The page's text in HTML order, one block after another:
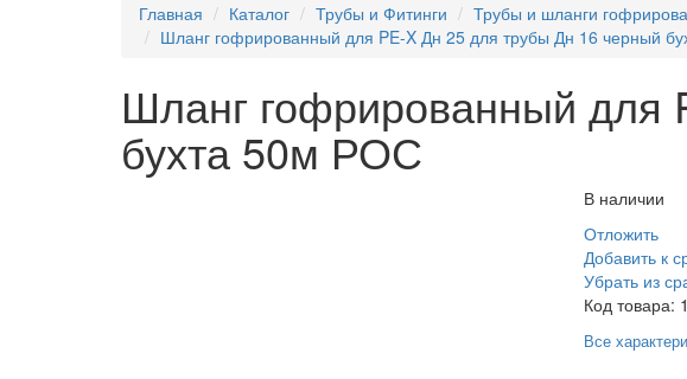
Главная Каталог Трубы и Фитинги Трубы и шланги
Шланг гофрированный для PE-X Дн 25 для трубы Дн 16 черный
Шланг гофрированный для
бухта 50м РОС
В наличии
Отложить
Добавить к
Убрать из
Код товара:
Все